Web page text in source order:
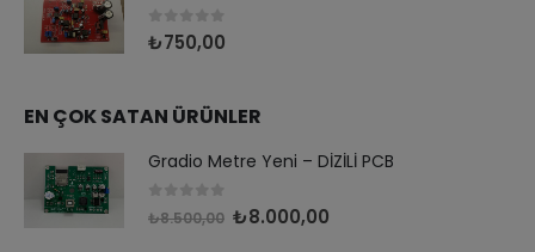
0 out of 5
₺750,00
EN ÇOK SATAN ÜRÜNLER
Gradio Metre Yeni – DİZİLİ PCB
out of 5
₺8.500,00 ₺8.000,00